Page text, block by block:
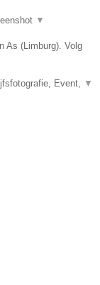
▼
As (Limburg). Volg
Event, ▼